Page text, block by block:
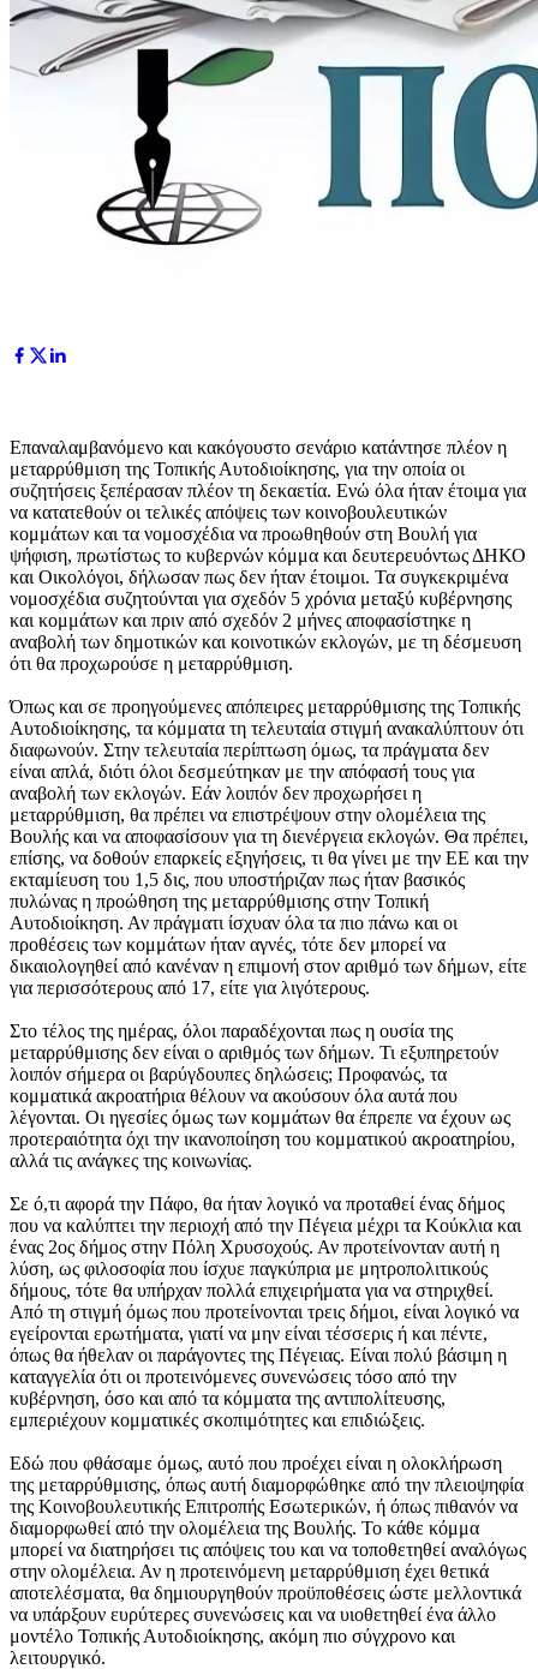
Επαναλαμβανόμενο και κακόγουστο σενάριο κατάντησε πλέον η
μεταρρύθμιση της Τοπικής Αυτοδιοίκησης, για την οποία οι
συζητήσεις ξεπέρασαν πλέον τη δεκαετία. Ενώ όλα ήταν έτοιμα για
να κατατεθούν οι τελικές απόψεις των κοινοβουλευτικών
κομμάτων και τα νομοσχέδια να προωθηθούν στη Βουλή για
ψήφιση, πρωτίστως το κυβερνών κόμμα και δευτερευόντως ΔΗΚΟ
και Οικολόγοι, δήλωσαν πως δεν ήταν έτοιμοι. Τα συγκεκριμένα
νομοσχέδια συζητούνται για σχεδόν 5 χρόνια μεταξύ κυβέρνησης
και κομμάτων και πριν από σχεδόν 2 μήνες αποφασίστηκε η
αναβολή των δημοτικών και κοινοτικών εκλογών, με τη δέσμευση
ότι θα προχωρούσε η μεταρρύθμιση.
Όπως και σε προηγούμενες απόπειρες μεταρρύθμισης της Τοπικής
Αυτοδιοίκησης, τα κόμματα τη τελευταία στιγμή ανακαλύπτουν ότι
διαφωνούν. Στην τελευταία περίπτωση όμως, τα πράγματα δεν
είναι απλά, διότι όλοι δεσμεύτηκαν με την απόφασή τους για
αναβολή των εκλογών. Εάν λοιπόν δεν προχωρήσει η
μεταρρύθμιση, θα πρέπει να επιστρέψουν στην ολομέλεια της
Βουλής και να αποφασίσουν για τη διενέργεια εκλογών. Θα πρέπει,
επίσης, να δοθούν επαρκείς εξηγήσεις, τι θα γίνει με την ΕΕ και την
εκταμίευση του 1,5 δις, που υποστήριζαν πως ήταν βασικός
πυλώνας η προώθηση της μεταρρύθμισης στην Τοπική
Αυτοδιοίκηση. Αν πράγματι ίσχυαν όλα τα πιο πάνω και οι
προθέσεις των κομμάτων ήταν αγνές, τότε δεν μπορεί να
δικαιολογηθεί από κανέναν η επιμονή στον αριθμό των δήμων, είτε
για περισσότερους από 17, είτε για λιγότερους.
Στο τέλος της ημέρας, όλοι παραδέχονται πως η ουσία της
μεταρρύθμισης δεν είναι ο αριθμός των δήμων. Τι εξυπηρετούν
λοιπόν σήμερα οι βαρύγδουπες δηλώσεις; Προφανώς, τα
κομματικά ακροατήρια θέλουν να ακούσουν όλα αυτά που
λέγονται. Οι ηγεσίες όμως των κομμάτων θα έπρεπε να έχουν ως
προτεραιότητα όχι την ικανοποίηση του κομματικού ακροατηρίου,
αλλά τις ανάγκες της κοινωνίας.
Σε ό,τι αφορά την Πάφο, θα ήταν λογικό να προταθεί ένας δήμος
που να καλύπτει την περιοχή από την Πέγεια μέχρι τα Κούκλια και
ένας 2ος δήμος στην Πόλη Χρυσοχούς. Αν προτείνονταν αυτή η
λύση, ως φιλοσοφία που ίσχυε παγκύπρια με μητροπολιτικούς
δήμους, τότε θα υπήρχαν πολλά επιχειρήματα για να στηριχθεί.
Από τη στιγμή όμως που προτείνονται τρεις δήμοι, είναι λογικό να
εγείρονται ερωτήματα, γιατί να μην είναι τέσσερις ή και πέντε,
όπως θα ήθελαν οι παράγοντες της Πέγειας. Είναι πολύ βάσιμη η
καταγγελία ότι οι προτεινόμενες συνενώσεις τόσο από την
κυβέρνηση, όσο και από τα κόμματα της αντιπολίτευσης,
εμπεριέχουν κομματικές σκοπιμότητες και επιδιώξεις.
Εδώ που φθάσαμε όμως, αυτό που προέχει είναι η ολοκλήρωση
της μεταρρύθμισης, όπως αυτή διαμορφώθηκε από την πλειοψηφία
της Κοινοβουλευτικής Επιτροπής Εσωτερικών, ή όπως πιθανόν να
διαμορφωθεί από την ολομέλεια της Βουλής. Το κάθε κόμμα
μπορεί να διατηρήσει τις απόψεις του και να τοποθετηθεί αναλόγως
στην ολομέλεια. Αν η προτεινόμενη μεταρρύθμιση έχει θετικά
αποτελέσματα, θα δημιουργηθούν προϋποθέσεις ώστε μελλοντικά
να υπάρξουν ευρύτερες συνενώσεις και να υιοθετηθεί ένα άλλο
μοντέλο Τοπικής Αυτοδιοίκησης, ακόμη πιο σύγχρονο και
λειτουργικό.